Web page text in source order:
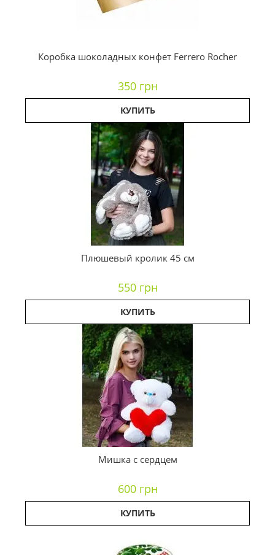
Коробка шоколадных конфет Ferrero Rocher
350 грн
КУПИТЬ
Плюшевый кролик 45 см
550 грн
КУПИТЬ
Мишка с сердцем
600 грн
КУПИТЬ